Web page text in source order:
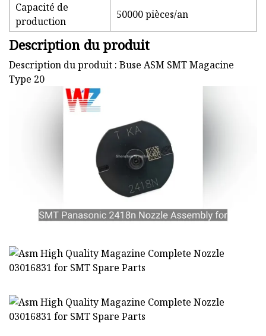
Capacité de
production
50000 pièces/an
Description du produit
Description du produit : Buse ASM SMT Magacine
Type 20